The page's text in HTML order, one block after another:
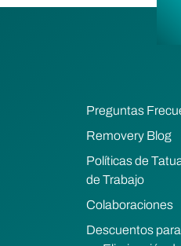
Preguntas
Removery Blog
Políticas de
de Trabajo
Colaboraciones
Descuentos